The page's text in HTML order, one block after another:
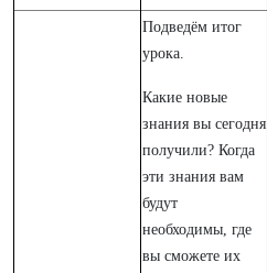
Подведём итог
урока.
Какие новые
знания вы сегодня
получили? Когда
эти знания вам
будут
необходимы, где
вы сможете их